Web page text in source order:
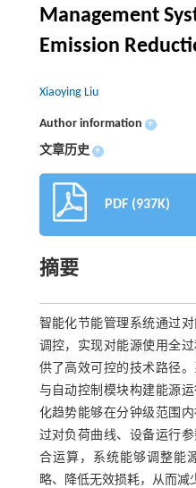
Management
Emission
Xiaoying Liu
Author information +
文章历史 +
PDF (937K)
摘要
智能化节能管理系统通过
调控，实现对能源使用全
供了高效可控的技术路径
与自动控制模块构建能源
化趋势能够在分钟级范围
过对负荷曲线、设备运行
合运算，系统能够调整能
略、降低无效损耗，从而减